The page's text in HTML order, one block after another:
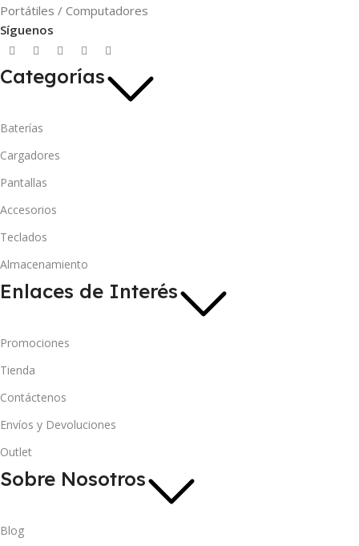
Portátiles / Computadores
Síguenos
Categorías
Baterías
Cargadores
Pantallas
Accesorios
Teclados
Almacenamiento
Enlaces de Interés
Promociones
Tienda
Contáctenos
Envíos y Devoluciones
Outlet
Sobre Nosotros
Blog